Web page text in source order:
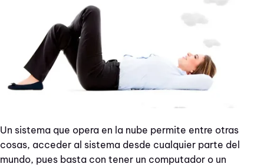
Un sistema que opera en la nube permite entre otras
cosas, acceder al sistema desde cualquier parte del
mundo, pues basta con tener un computador o un